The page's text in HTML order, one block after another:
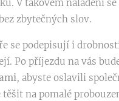
V takovém naladění
zbytečných slov.
se podepisují i
Po příjezdu na vás
, abyste oslavili
těšit na pomalé